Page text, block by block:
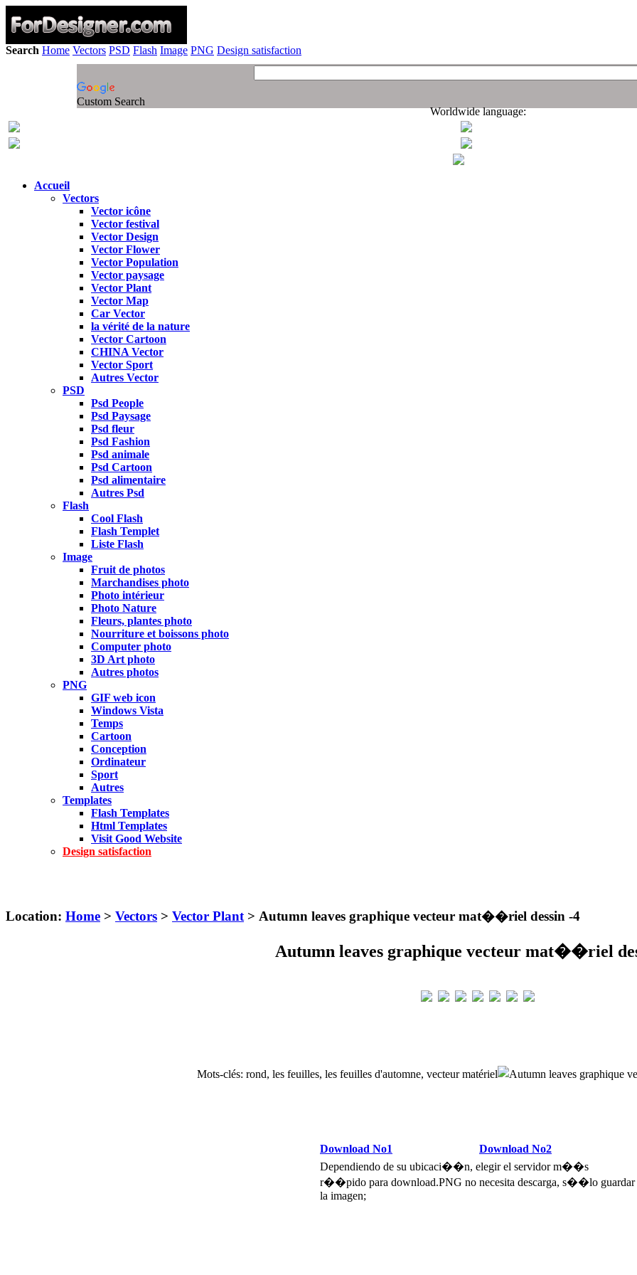
Search Home Vectors PSD Flash Image PNG Design satisfaction
Custom Search
Worldwide language:
Accueil
Vectors
Vector icône
Vector festival
Vector Design
Vector Flower
Vector Population
Vector paysage
Vector Plant
Vector Map
Car Vector
la vérité de la nature
Vector Cartoon
CHINA Vector
Vector Sport
Autres Vector
PSD
Psd People
Psd Paysage
Psd fleur
Psd Fashion
Psd animale
Psd Cartoon
Psd alimentaire
Autres Psd
Flash
Cool Flash
Flash Templet
Liste Flash
Image
Fruit de photos
Marchandises photo
Photo intérieur
Photo Nature
Fleurs, plantes photo
Nourriture et boissons photo
Computer photo
3D Art photo
Autres photos
PNG
GIF web icon
Windows Vista
Temps
Cartoon
Conception
Ordinateur
Sport
Autres
Templates
Flash Templates
Html Templates
Visit Good Website
Design satisfaction
Location: Home > Vectors > Vector Plant > Autumn leaves graphique vecteur mat��riel dessin -4
Autumn leaves graphique vecteur mat��riel
Mots-clés: rond, les feuilles, les feuilles d'automne, vecteur matériel
Download No1
Download No2
Dependiendo de su ubicaci��n, elegir el servidor m��s
r��pido para download.PNG no necesita descarga, s��lo guardar
la imagen;